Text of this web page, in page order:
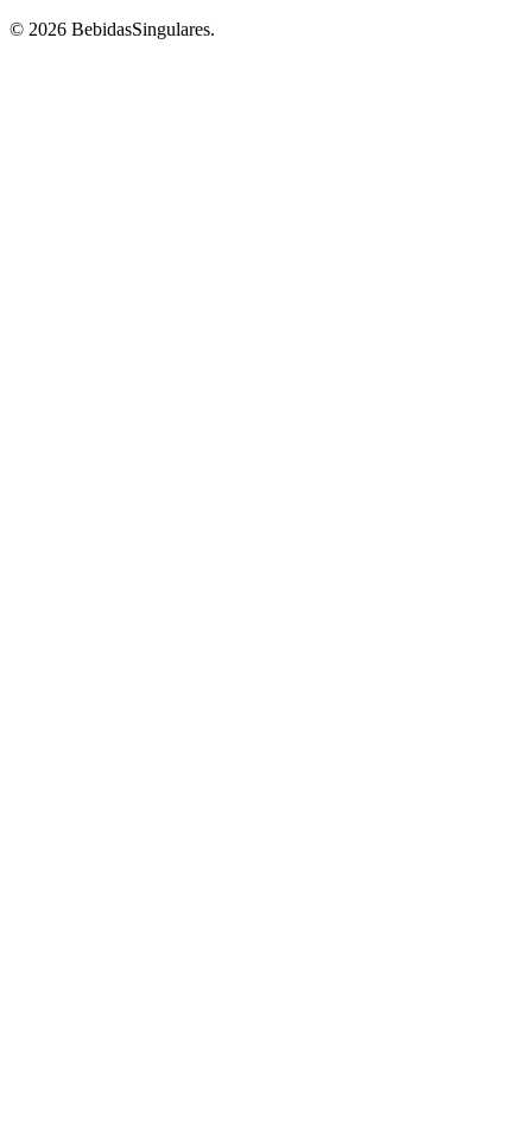
© 2026 BebidasSingulares.